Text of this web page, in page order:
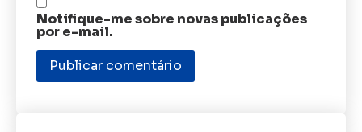
Notifique-me sobre novas publicações
por e-mail.